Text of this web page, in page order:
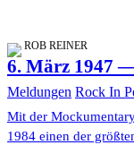
ROB REINER
6. März 1947
Meldungen Rock In
Mit der
1984 einen der